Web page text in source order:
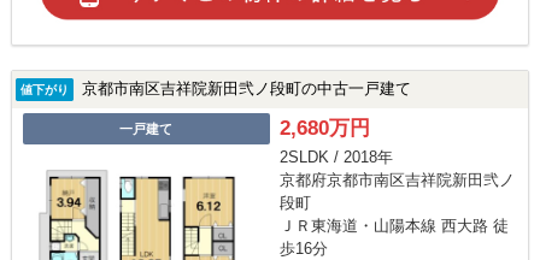
値下がり 京都市南区吉祥院新田弐ノ段町の中古一戸建て
一戸建て 2,680万円
2SLDK / 2018年
京都府京都市南区吉祥院新田弐ノ
段町
ＪＲ東海道・山陽本線 西大路 徒
歩16分